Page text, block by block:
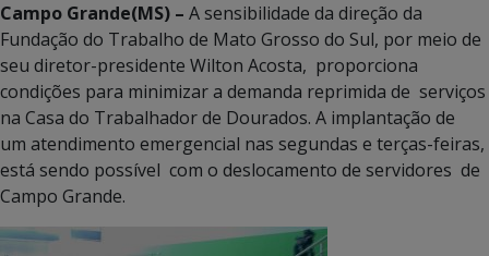
Campo Grande(MS) – A sensibilidade da direção da
Fundação do Trabalho de Mato Grosso do Sul, por meio de
seu diretor-presidente Wilton Acosta, proporciona
condições para minimizar a demanda reprimida de serviços
na Casa do Trabalhador de Dourados. A implantação de
um atendimento emergencial nas segundas e terças-feiras,
está sendo possível com o deslocamento de servidores de
Campo Grande.